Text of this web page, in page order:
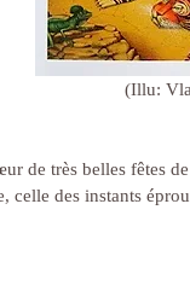
(Illu:
de très belles fêtes
celle des instants